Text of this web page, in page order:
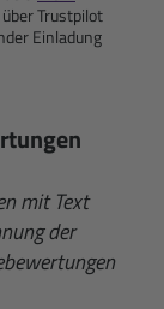
Trustpilot
Einladung
mit Text
der